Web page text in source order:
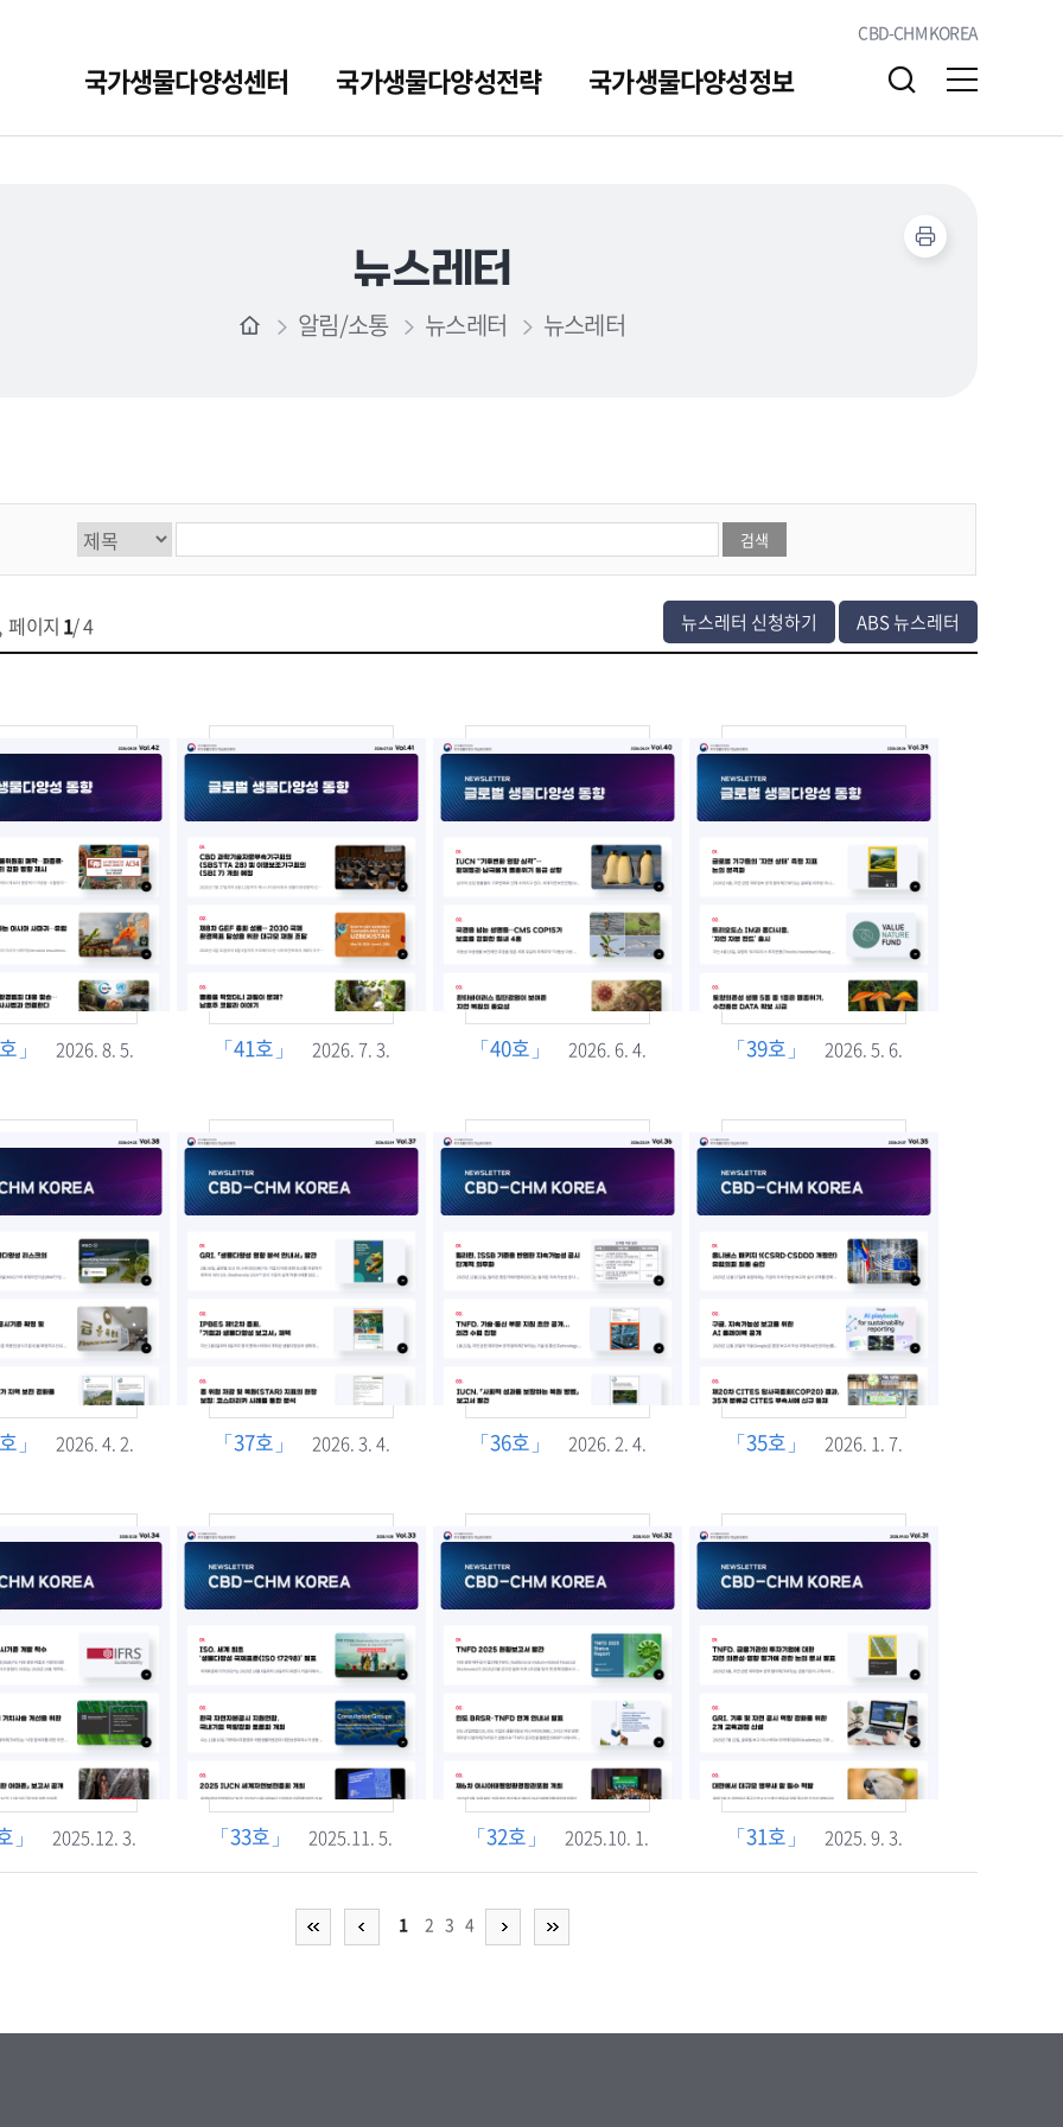
CBD-CHM KOREA
국가생물다양성센터 국가생물다양성전략 국가생물다양성정보
뉴스레터
알림/소통 뉴스레터 뉴스레터
페이지 1/ 4 뉴스레터 신청하기 ABS 뉴스레터
」 2026. 8. 5. 「41호」 2026. 7. 3. 「40호」 2026. 6. 4. 「39호」 2026. 5. 6.
」 2026. 4. 2. 「37호」 2026. 3. 4. 「36호」 2026. 2. 4. 「35호」 2026. 1. 7.
」 2025.12. 3. 「33호」 2025.11. 5. 「32호」 2025.10. 1. 「31호」 2025. 9. 3.
1 2 3 4